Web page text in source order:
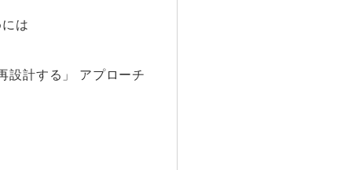
は
計する」 アプローチ